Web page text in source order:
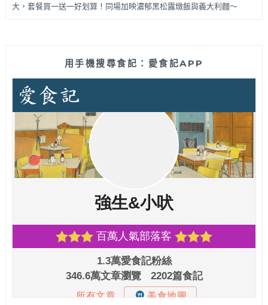
大，套餐買一送一好划算！同場加映濃郁黑松露燉飯與義大利麵～
用手機搜尋食記：愛食記APP